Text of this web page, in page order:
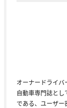
オーナードライ
自動車専門誌と
である、ユーザ